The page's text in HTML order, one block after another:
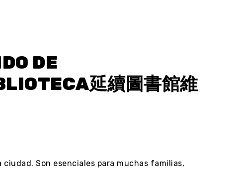
DE
延續圖書館維
Son esenciales para muchas familias,